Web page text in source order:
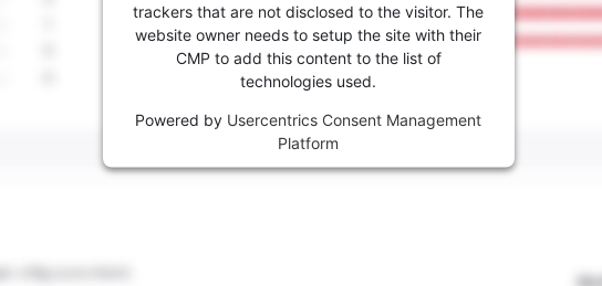
trackers that are not disclosed to the visitor. The
website owner needs to setup the site with their
CMP to add this content to the list of
technologies used.
Powered by Usercentrics Consent Management
Platform